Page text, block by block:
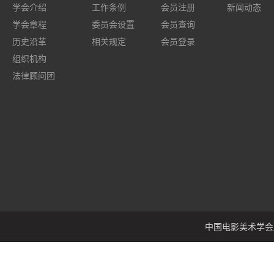
学会介绍
学会章程
历史沿革
组织机构
法律顾问团
工作条例
委员会设置
相关规定
会员注册
会员查询
会员登录
新闻动态
中国电影美术学